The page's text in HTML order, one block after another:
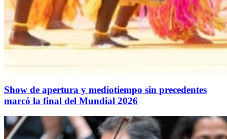
Show de apertura y mediotiempo sin precedentes
marcó la final del Mundial 2026